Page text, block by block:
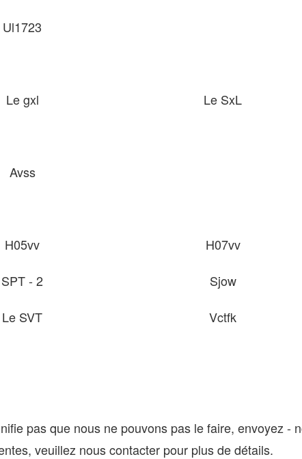
Ul1723
Le gxl Le SxL
Avss
H05vv H07vv
SPT - 2 Sjow
Le SVT Vctfk
pas que nous ne pouvons pas le faire, envoyez -
veuillez nous contacter pour plus de détails.